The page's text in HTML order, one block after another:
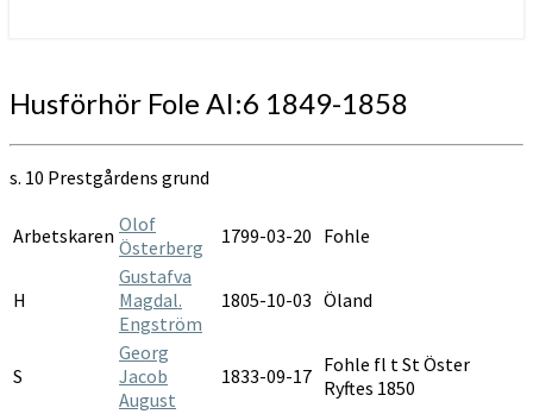
Husförhör
Fole
AI:6
1849-
1858
Husförhör Fole AI:6 1849-1858
s. 10 Prestgårdens grund
Arbetskaren Olof
Österberg
1799-03-20 Fohle
H
Gustafva
Magdal.
Engström
1805-10-03 Öland
S
Georg
Jacob
August
1833-09-17 Fohle fl t St Öster
Ryftes 1850